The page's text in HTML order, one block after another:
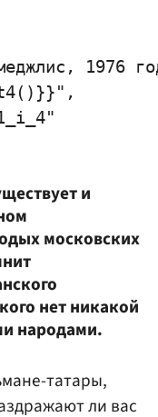
1976
и
московских
нет никакой
народами.
татары,
ли вас